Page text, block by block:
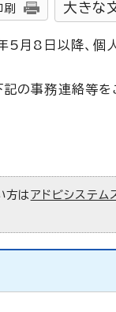
刷 大きな
5月8日以降、個
の事務連絡等を
方は アドビシステム